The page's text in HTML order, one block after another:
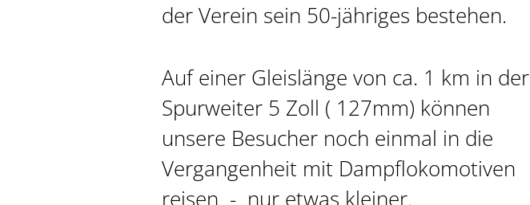
der Verein sein 50-jähriges bestehen.
Auf einer Gleislänge von ca. 1 km in der
Spurweiter 5 Zoll ( 127mm) können
unsere Besucher noch einmal in die
Vergangenheit mit Dampflokomotiven
reisen - nur etwas kleiner.